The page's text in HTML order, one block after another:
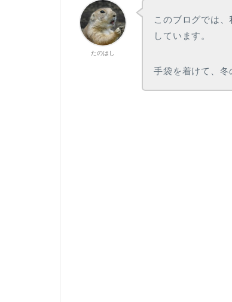
たのはし
このブログでは
しています。
手袋を着けて、冬